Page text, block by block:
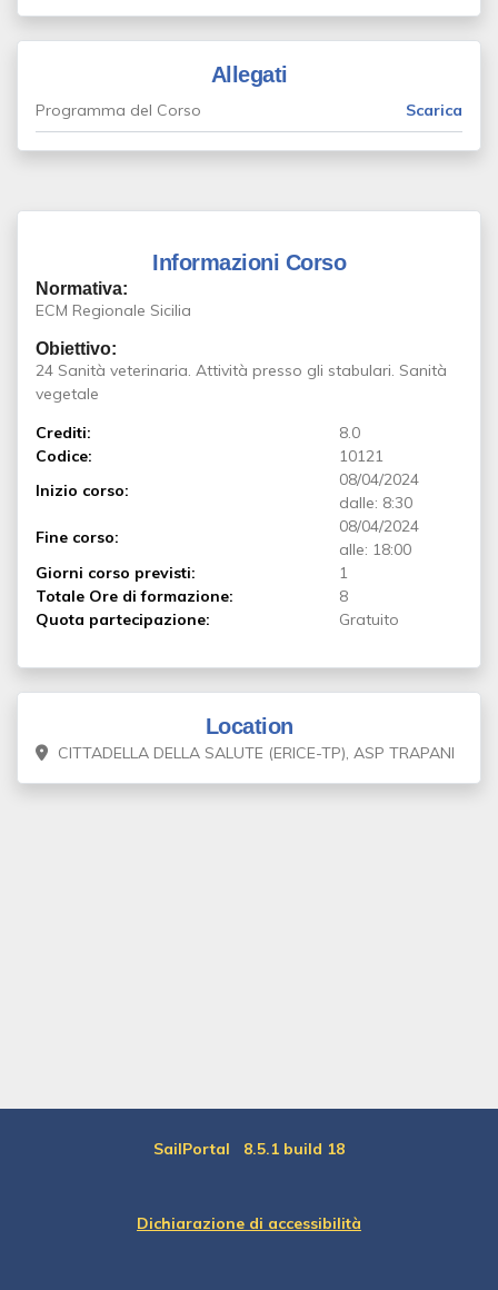
Allegati
Programma del Corso Scarica
Informazioni Corso
Normativa:
ECM Regionale Sicilia
Obiettivo:
24 Sanità veterinaria. Attività presso gli stabulari. Sanità
vegetale
Crediti:
8.0
Codice:
10121
Inizio corso:
08/04/2024
dalle: 8:30
Fine corso:
08/04/2024
alle: 18:00
Giorni corso previsti:
1
Totale Ore di formazione:
8
Quota partecipazione:
Gratuito
Location
CITTADELLA DELLA SALUTE (ERICE-TP), ASP TRAPANI
SailPortal 8.5.1 build 18
Dichiarazione di accessibilità